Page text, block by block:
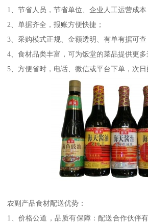
1、节省人员，节省单位、企业人工运营成本
2、单据齐全，报账方便快捷；
3、采购模式正规、金额透明、有单有据可查
4、食材品类丰富，可为饭堂的菜品提供更多
5、方便省时，电话、微信或平台下单，次日
农副产品食材配送优势：
1、价格公道，品质有保障：配送合作伙伴